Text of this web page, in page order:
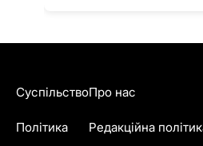
Суспільство
Політика
Про нас
Редакційна